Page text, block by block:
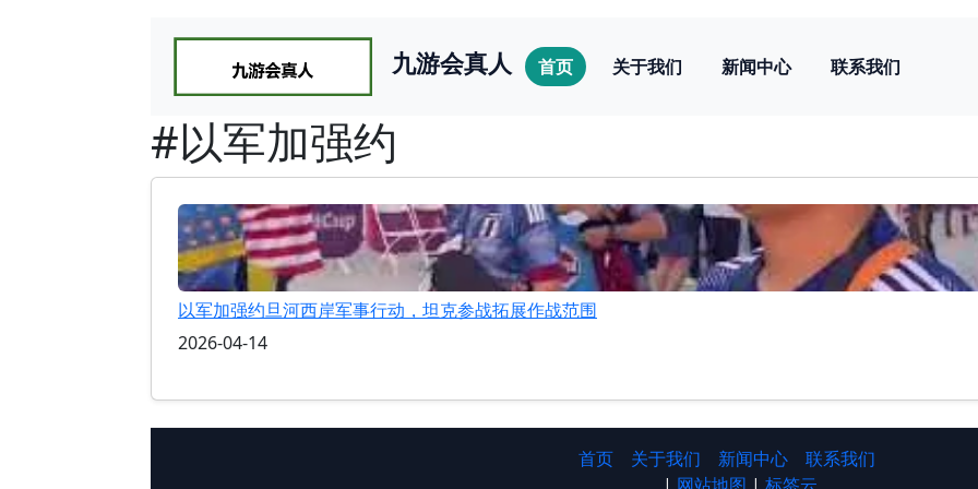
九游会真人 首页 关于我们 新闻中心 联系我们
#以军加强约
以军加强约旦河西岸军事行动，坦克参战拓展作战范围
2026-04-14
首页 关于我们 新闻中心
联系我们